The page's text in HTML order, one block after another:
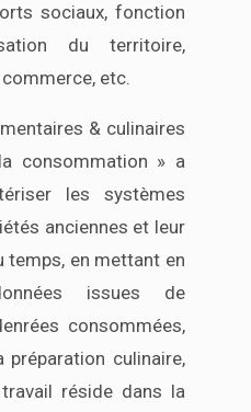
sociaux, fonction
du territoire,
commerce, etc.
& culinaires
consommation » a
les systèmes
anciennes et leur
temps, en mettant en
issues de
consommées,
préparation culinaire,
travail réside dans la